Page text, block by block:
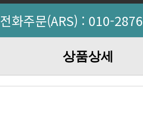
전화주문(ARS) : 010-
상품상세